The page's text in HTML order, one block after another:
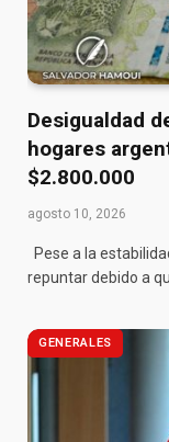
Desigualdad
hogares
$2.800.000
agosto 10, 2026
Pese a la
repuntar debido a
GENERALES